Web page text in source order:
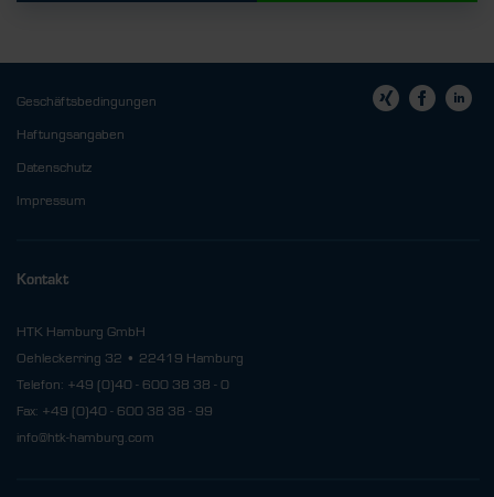
Geschäftsbedingungen
Haftungsangaben
Datenschutz
Impressum
Kontakt
HTK Hamburg GmbH
Oehleckerring 32 • 22419 Hamburg
Telefon: +49 (0)40 - 600 38 38 - 0
Fax: +49 (0)40 - 600 38 38 - 99
info@htk-hamburg.com